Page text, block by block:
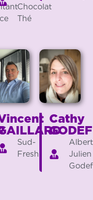
Chocolat
Thé
Sud-
Fresh
Cathy
Julien